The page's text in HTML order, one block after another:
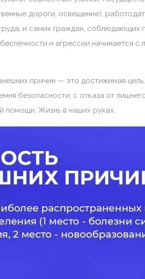
дороги, освещение),
и самих граждан, соблюдающих
и агрессии начинается с
причин — это достижимая
безопасности, с отказа от
помощи. Жизнь в наших руках.